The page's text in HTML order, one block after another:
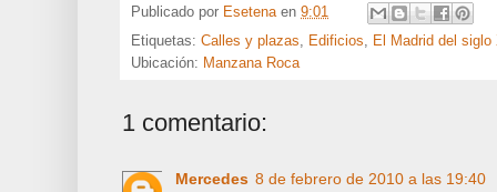
Publicado por Esetena en 9:01
Etiquetas: Calles y plazas, Edificios, El Madrid del siglo
Ubicación: Manzana Roca
1 comentario:
Mercedes 8 de febrero de 2010 a las 19:40